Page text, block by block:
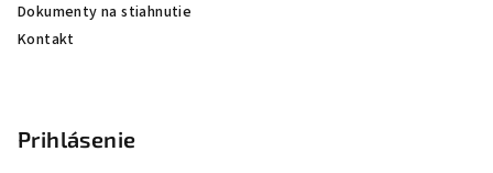
Dokumenty na stiahnutie
Kontakt
Prihlásenie